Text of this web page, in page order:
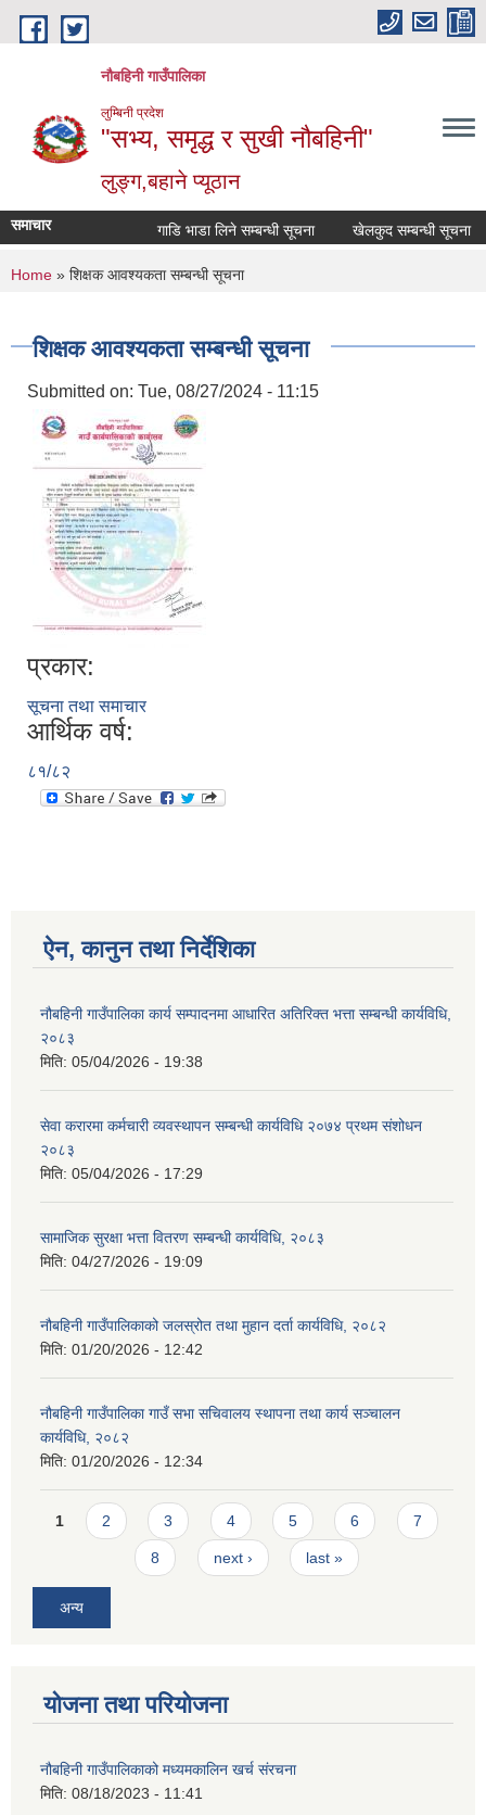
Skip to main content
नौबहिनी गाउँपालिका
लुम्बिनी प्रदेश
"सभ्य, समृद्ध र सुखी नौबहिनी"
लुङ्ग,बहाने प्यूठान
समाचार गाडि भाडा लिने सम्बन्धी सूचना खेलकुद सम्बन्धी सूचना
You are here
Home » शिक्षक आवश्यकता सम्बन्धी सूचना
शिक्षक आवश्यकता सम्बन्धी सूचना
Submitted on: Tue, 08/27/2024 - 11:15
प्रकार:
सूचना तथा समाचार
आर्थिक वर्ष:
८१/८२
ऐन, कानुन तथा निर्देशिका
नौबहिनी गाउँपालिका कार्य सम्पादनमा आधारित अतिरिक्त भत्ता सम्बन्धी कार्यविधि,
२०८३
मिति: 05/04/2026 - 19:38
सेवा करारमा कर्मचारी व्यवस्थापन सम्बन्धी कार्यविधि २०७४ प्रथम संशोधन
२०८३
मिति: 05/04/2026 - 17:29
सामाजिक सुरक्षा भत्ता वितरण सम्बन्धी कार्यविधि, २०८३
मिति: 04/27/2026 - 19:09
नौबहिनी गाउँपालिकाको जलस्रोत तथा मुहान दर्ता कार्यविधि, २०८२
मिति: 01/20/2026 - 12:42
नौबहिनी गाउँपालिका गाउँ सभा सचिवालय स्थापना तथा कार्य सञ्चालन
कार्यविधि, २०८२
मिति: 01/20/2026 - 12:34
Pages
1 2 3 4 5 6 7
8 next › last »
अन्य
योजना तथा परियोजना
नौबहिनी गाउँपालिकाको मध्यमकालिन खर्च संरचना
मिति: 08/18/2023 - 11:41